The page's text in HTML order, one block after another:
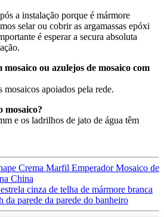
a instalação porque é mármore
selar ou cobrir as argamassas epóxi
é esperar a secura absoluta
mosaico ou azulejos de mosaico com
apoiados pela rede.
mosaico?
e os ladrilhos de jato de água têm
Crema Marfil Emperador Mosaico de
China
cinza de telha de mármore branca
da parede da parede do banheiro